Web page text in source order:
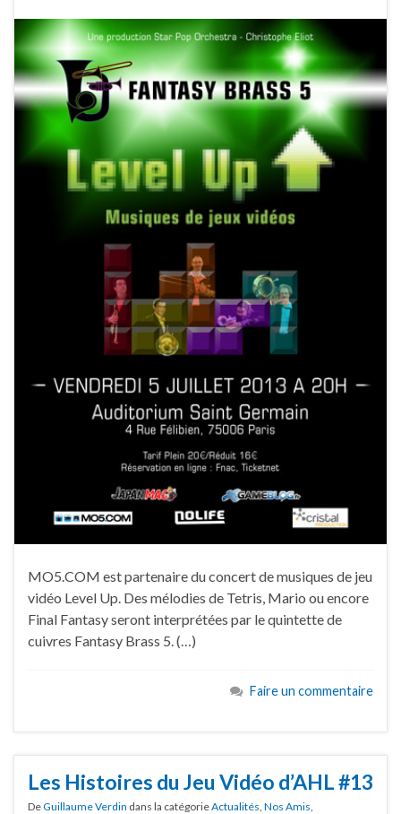
MO5.COM est partenaire du concert de musiques de jeu
vidéo Level Up. Des mélodies de Tetris, Mario ou encore
Final Fantasy seront interprétées par le quintette de
cuivres Fantasy Brass 5. (…)
Faire un commentaire
Les Histoires du Jeu Vidéo d’AHL #13
DeGuillaume Verdin dans la catégorieActualités Nos Amis